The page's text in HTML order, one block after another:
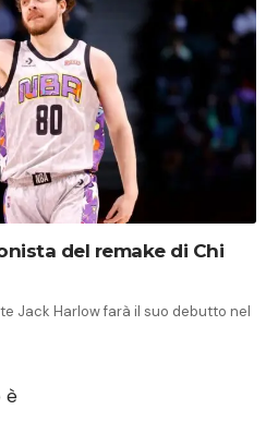
del remake di Chi
Jack Harlow farà il suo debutto nel